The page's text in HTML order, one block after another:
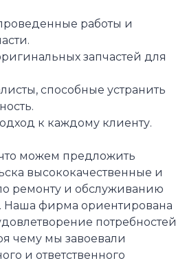
работы и
запчастей для
способные устранить
к каждому клиенту.
можем предложить
высококачественные и
ремонту и обслуживанию
Наша фирма ориентирована
потребностей
чему мы завоевали
и ответственного